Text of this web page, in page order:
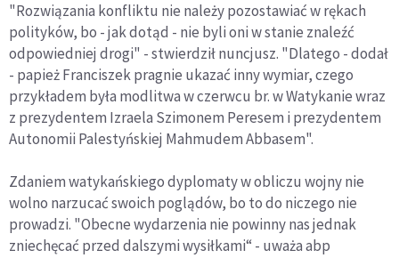
"Rozwiązania konfliktu nie należy pozostawiać w rękach
polityków, bo - jak dotąd - nie byli oni w stanie znaleźć
odpowiedniej drogi" - stwierdził nuncjusz. "Dlatego - dodał
- papież Franciszek pragnie ukazać inny wymiar, czego
przykładem była modlitwa w czerwcu br. w Watykanie wraz
z prezydentem Izraela Szimonem Peresem i prezydentem
Autonomii Palestyńskiej Mahmudem Abbasem".
Zdaniem watykańskiego dyplomaty w obliczu wojny nie
wolno narzucać swoich poglądów, bo to do niczego nie
prowadzi. "Obecne wydarzenia nie powinny nas jednak
zniechęcać przed dalszymi wysiłkami“ - uważa abp